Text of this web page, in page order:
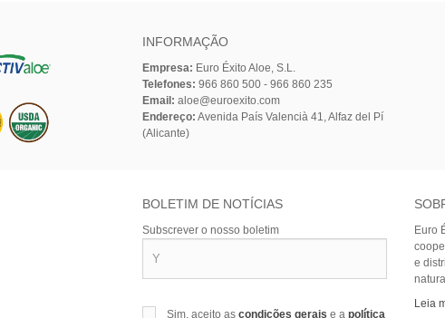
INFORMAÇÃO
Empresa: Euro Éxito Aloe, S.L.
Telefones: 966 860 500 - 966 860 235
Email: aloe@euroexito.com
Endereço: Avenida País Valencià 41, Alfaz del Pí
(Alicante)
BOLETIM DE NOTÍCIAS
Subscrever o nosso boletim
Sim, aceito as condições gerais e a política
Euro
e
Leia